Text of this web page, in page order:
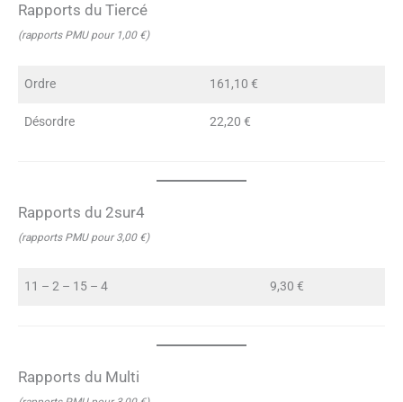
Rapports du Tiercé
(rapports PMU pour 1,00 €)
Ordre 161,10 €
Désordre 22,20 €
Rapports du 2sur4
(rapports PMU pour 3,00 €)
11 – 2 – 15 – 4 9,30 €
Rapports du Multi